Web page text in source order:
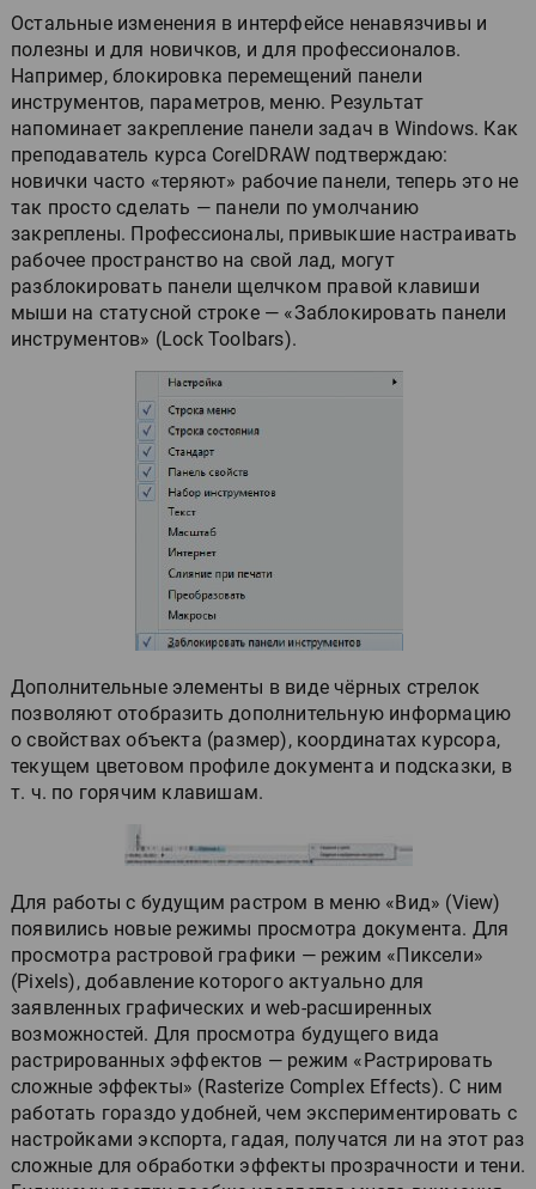
Остальные изменения в интерфейсе ненавязчивы и
полезны и для новичков, и для профессионалов.
Например, блокировка перемещений панели
инструментов, параметров, меню. Результат
напоминает закрепление панели задач в Windows. Как
преподаватель курса CorelDRAW подтверждаю:
новички часто «теряют» рабочие панели, теперь это не
так просто сделать — панели по умолчанию
закреплены. Профессионалы, привыкшие настраивать
рабочее пространство на свой лад, могут
разблокировать панели щелчком правой клавиши
мыши на статусной строке — «Заблокировать панели
инструментов» (Lock Toolbars).
Дополнительные элементы в виде чёрных стрелок
позволяют отобразить дополнительную информацию
о свойствах объекта (размер), координатах курсора,
текущем цветовом профиле документа и подсказки, в
т. ч. по горячим клавишам.
Для работы с будущим растром в меню «Вид» (View)
появились новые режимы просмотра документа. Для
просмотра растровой графики — режим «Пиксели»
(Pixels), добавление которого актуально для
заявленных графических и web-расширенных
возможностей. Для просмотра будущего вида
растрированных эффектов — режим «Растрировать
сложные эффекты» (Rasterize Complex Effects). С ним
работать гораздо удобней, чем экспериментировать с
настройками экспорта, гадая, получатся ли на этот раз
сложные для обработки эффекты прозрачности и тени.